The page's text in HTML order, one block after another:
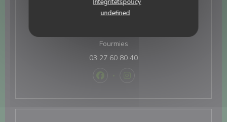
Integritetspolicy
undefined
Plats
10 rue du Général Christian Goutierre 59610
Fourmies((öppnas i ett nytt fönster))
03 27 60 80 40
Facebook ((öppnas i ett nytt
Instagram ((öppnas i ett